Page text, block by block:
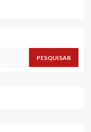
PESQUISAR